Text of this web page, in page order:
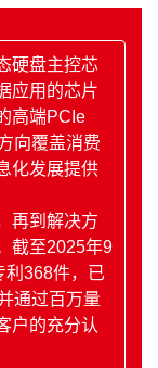
硬盘主控芯
应用的芯片
高端PCIe
向覆盖消费
化发展提供
再到解决方
截至2025年9
利368件，已
通过百万量
户的充分认